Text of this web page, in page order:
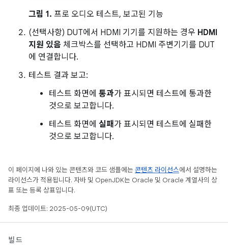
그림 1. 프로 오디오 테스트, 보고된 기능
(선택사항) DUT에서 HDMI 기기를 지원하는 경우 HDMI
지원 있음 체크박스를 선택하고 HDMI 주변기기를 DUT
에 연결합니다.
테스트 결과 보고:
테스트 화면에 통과가 표시되면 테스트에 통과한
것으로 보고합니다.
테스트 화면에 실패 가 표시되면 테스트에 실패한
것으로 보고합니다.
이 페이지에 나와 있는 콘텐츠와 코드 샘플에는 콘텐츠 라이선스에서 설명하는
라이선스가 적용됩니다. 자바 및 OpenJDK는 Oracle 및 Oracle 계열사의 상
표 또는 등록 상표입니다.
최종 업데이트: 2025-05-09(UTC)
빌드